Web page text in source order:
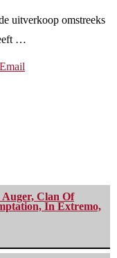
uitverkoop omstreeks
…
Email
Clan Of
In Extremo,